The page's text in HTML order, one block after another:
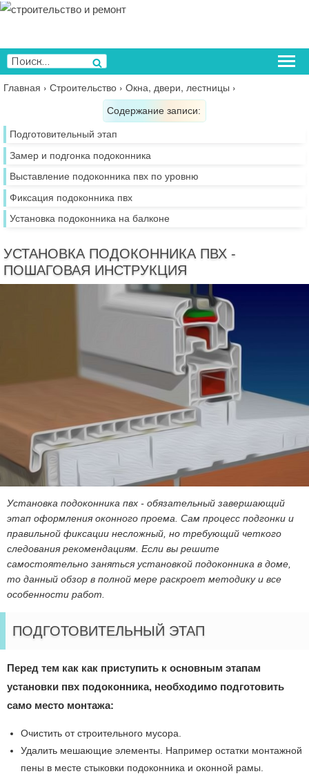
Перейти
содержимому
Искать:
Поиск
Главная › Строительство › Окна, двери, лестницы ›
Содержание записи:
Подготовительный этап
Замер и подгонка подоконника
Выставление подоконника пвх по уровню
Фиксация подоконника пвх
Установка подоконника на балконе
УСТАНОВКА ПОДОКОННИКА ПВХ -
ПОШАГОВАЯ ИНСТРУКЦИЯ
Установка подоконника пвх - обязательный завершающий
этап оформления оконного проема. Сам процесс подгонки и
правильной фиксации несложный, но требующий четкого
следования рекомендациям. Если вы решите
самостоятельно заняться установкой подоконника в доме,
то данный обзор в полной мере раскроет методику и все
особенности работ.
ПОДГОТОВИТЕЛЬНЫЙ ЭТАП
Перед тем как как приступить к основным этапам
установки пвх подоконника, необходимо подготовить
само место монтажа:
Очистить от строительного мусора.
Удалить мешающие элементы. Например остатки монтажной
пены в месте стыковки подоконника и оконной рамы.